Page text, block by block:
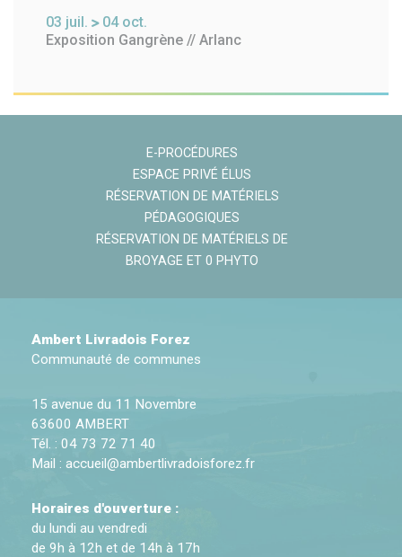
03 juil. 04 oct.
Exposition Gangrène // Arlanc
E-PROCÉDURES
ESPACE PRIVÉ ÉLUS
RÉSERVATION DE MATÉRIELS
PÉDAGOGIQUES
RÉSERVATION DE MATÉRIELS DE
BROYAGE ET 0 PHYTO
Ambert Livradois Forez
Communauté de communes
15 avenue du 11 Novembre
63600 AMBERT
Tél. : 04 73 72 71 40
Mail : accueil@ambertlivradoisforez.fr
Horaires d'ouverture :
du lundi au vendredi
de 9h à 12h et de 14h à 17h